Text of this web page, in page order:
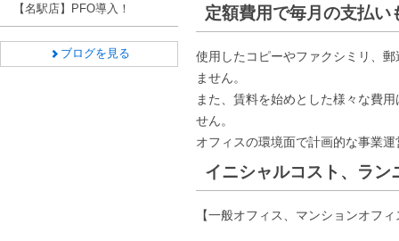
定額費用で毎月の支払い
使用したコピーやファクシミリ、
ません。
また、賃料を始めとした様々な費
せん。
オフィスの環境面で計画的な事業
イニシャルコスト、ラン
【一般オフィス、マンションオフ
【名駅店】PFO導入！
ブログを見る